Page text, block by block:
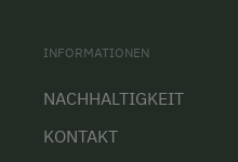
INFORMATIONEN
NACHHALTIGKEIT
KONTAKT